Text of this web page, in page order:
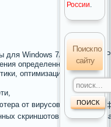
для Windows 7/8,Windows
определенных задач по
оптимизации и др.:
от вирусов и ненужных
скриншотов и
России.
Поиск по
сайту